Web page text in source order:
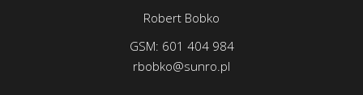
Robert Bobko
GSM: 601 404 984
rbobko@sunro.pl